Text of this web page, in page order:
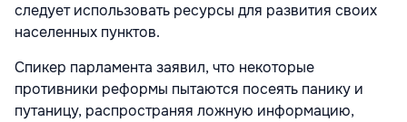
следует использовать ресурсы для развития своих
населенных пунктов.
Спикер парламента заявил, что некоторые
противники реформы пытаются посеять панику и
путаницу, распространяя ложную информацию,